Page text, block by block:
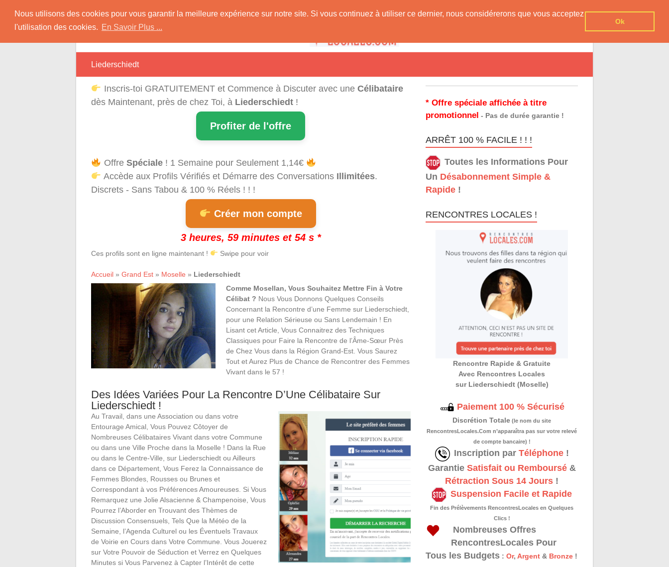
Nous utilisons des cookies pour vous garantir la meilleure expérience sur notre site. Si vous continuez à utiliser ce dernier, nous considérerons que vous acceptez
l'utilisation des cookies. En Savoir Plus ...
Ok
content
Rencontres Région
Rencontrez Une Célibataire Près de chez Vous !
Liederschiedt
Inscris-toi GRATUITEMENT et Commence à Discuter avec une Célibataire
dès Maintenant, près de chez Toi, à Liederschiedt !
Profiter de l'offre
Offre Spéciale! 1 Semaine pour Seulement 1,14€
Accède aux Profils Vérifiés et Démarre des Conversations Illimitées.
Discrets - Sans Tabou & 100 % Réels ! ! !
Créer mon compte
3 heures, 59 minutes et 53 s *
Ces profils sont en ligne maintenant ! Swipe pour voir
Accueil » Grand Est » Moselle » Liederschiedt
Comme Mosellan, Vous Souhaitez Mettre Fin à Votre
Célibat ? Nous Vous Donnons Quelques Conseils
Concernant la Rencontre d’une Femme sur Liederschiedt,
pour une Relation Sérieuse ou Sans Lendemain ! En
Lisant cet Article, Vous Connaitrez des Techniques
Classiques pour Faire la Rencontre de l’Âme-Sœur Près
de Chez Vous dans la Région Grand-Est. Vous Saurez
Tout et Aurez Plus de Chance de Rencontrer des Femmes
Vivant dans le 57 !
Des Idées Variées Pour La Rencontre D’Une Célibataire Sur
Liederschiedt !
Au Travail, dans une Association ou dans votre
Entourage Amical, Vous Pouvez Côtoyer de
Nombreuses Célibataires Vivant dans votre Commune
ou dans une Ville Proche dans la Moselle ! Dans la Rue
ou dans le Centre-Ville, sur Liederschiedt ou Ailleurs
dans ce Département, Vous Ferez la Connaissance de
Femmes Blondes, Rousses ou Brunes et
Correspondant à vos Préférences Amoureuses. Si Vous
Remarquez une Jolie Alsacienne & Champenoise, Vous
Pourrez l’Aborder en Trouvant des Thèmes de
Discussion Consensuels, Tels Que la Météo de la
Semaine, l’Agenda Culturel ou les Éventuels Travaux
de Voirie en Cours dans Votre Commune. Vous Jouerez
sur Votre Pouvoir de Séduction et Verrez en Quelques
Minutes si Vous Parvenez à Capter l’Intérêt de cette
* Offre spéciale affichée à titre
promotionnel - Pas de durée garantie !
ARRÊT 100 % FACILE ! ! !
Toutes les Informations Pour
Un Désabonnement Simple &
Rapide !
RENCONTRES LOCALES !
Rencontre Rapide & Gratuite
Avec Rencontres Locales
sur Liederschiedt (Moselle)
Paiement 100 % Sécurisé
Discrétion Totale (le nom du site
RencontresLocales.Com n’apparaîtra pas sur votre relevé
de compte bancaire) !
Inscription par Téléphone!
Garantie Satisfait ou Remboursé&
Rétraction Sous 14 Jours !
Suspension Facile et Rapide
Fin des Prélèvements RencontresLocales en Quelques
Clics !
Nombreuses Offres
RencontresLocales Pour
Tous les Budgets :Or,Argent & Bronze !